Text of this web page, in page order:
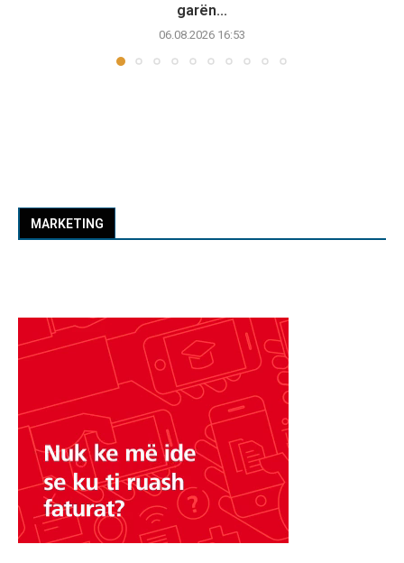
garën...
06.08.2026 16:53
MARKETING